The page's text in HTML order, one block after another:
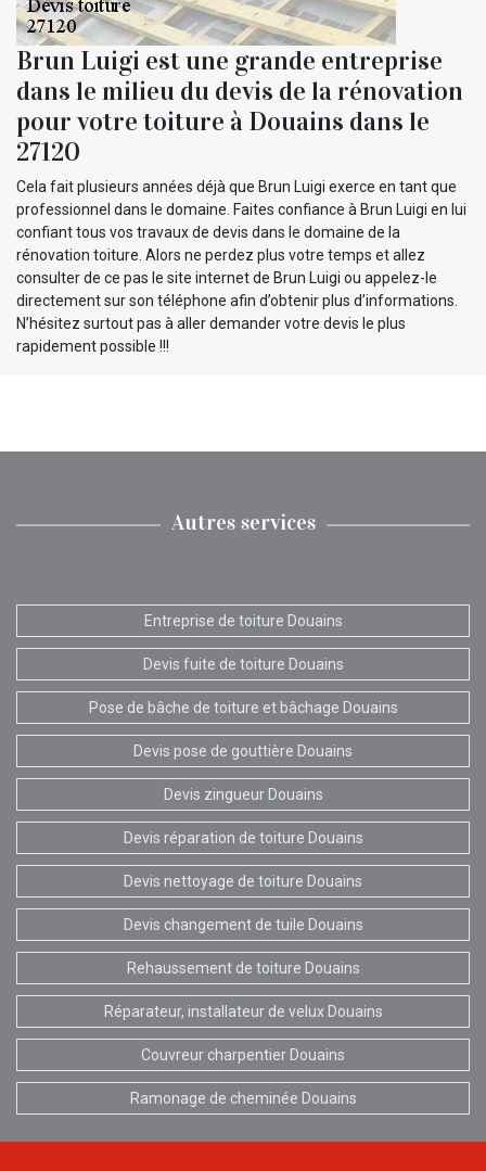
Brun Luigi est une grande entreprise
dans le milieu du devis de la rénovation
pour votre toiture à Douains dans le
27120
Cela fait plusieurs années déjà que Brun Luigi exerce en tant que
professionnel dans le domaine. Faites confiance à Brun Luigi en lui
confiant tous vos travaux de devis dans le domaine de la
rénovation toiture. Alors ne perdez plus votre temps et allez
consulter de ce pas le site internet de Brun Luigi ou appelez-le
directement sur son téléphone afin d’obtenir plus d’informations.
N’hésitez surtout pas à aller demander votre devis le plus
rapidement possible !!!
Autres services
Entreprise de toiture Douains
Devis fuite de toiture Douains
Pose de bâche de toiture et bâchage Douains
Devis pose de gouttière Douains
Devis zingueur Douains
Devis réparation de toiture Douains
Devis nettoyage de toiture Douains
Devis changement de tuile Douains
Rehaussement de toiture Douains
Réparateur, installateur de velux Douains
Couvreur charpentier Douains
Ramonage de cheminée Douains